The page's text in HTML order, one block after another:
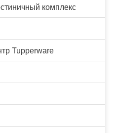
комплекс
Tupperware